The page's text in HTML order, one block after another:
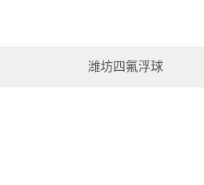
潍坊四氟浮球